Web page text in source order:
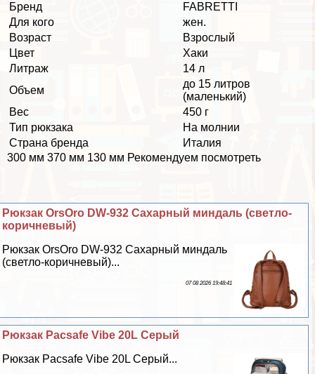
Бренд
FABRETTI
Для кого
жен.
Возраст
Взрослый
Цвет
Хаки
Литраж
14 л
Объем
до 15 литров
(маленький)
Вес
450 г
Тип рюкзака
На молнии
Страна бренда
Италия
300 мм 370 мм 130 мм Рекомендуем посмотреть
Рюкзак OrsOro DW-932 Сахарный миндаль (светло-
коричневый)
Рюкзак OrsOro DW-932 Сахарный миндаль
(светло-коричневый)...
07 08 2026 19:48:41
Рюкзак Pacsafe Vibe 20L Серый
Рюкзак Pacsafe Vibe 20L Серый...